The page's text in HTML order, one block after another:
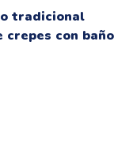
tradicional
con baño